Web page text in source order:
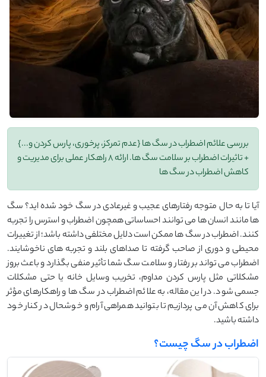
بررسی علائم اضطراب در سگ ها {عدم تمرکز، پرخوری، پارس کردن و...}
+ تاثیرات اضطراب بر سلامت سگ ها. ارائه 8 راهکار عملی برای مدیریت و
کاهش اضطراب در سگ ها
آیا تا به حال متوجه رفتارهای عجیب و غیرعادی در سگ خود شده ‌اید؟ سگ
‌ها مانند انسان ‌ها می‌ توانند احساساتی همچون اضطراب و استرس را تجربه
کنند. اضطراب در سگ‌ ها ممکن است دلایل مختلفی داشته باشد؛ از تغییرات
محیطی و دوری از صاحب گرفته تا صداهای بلند و تجربه‌ های ناخوشایند.
اضطراب می ‌تواند بر رفتار و سلامت سگ شما تأثیر منفی بگذارد و باعث بروز
مشکلاتی مثل پارس کردن مداوم، تخریب وسایل خانه یا حتی مشکلات
جسمی شود. در این مقاله، به علائم اضطراب در سگ ‌ها و راهکارهای مؤثر
برای کاهش آن می ‌پردازیم تا بتوانید همراهی آرام و خوشحال در کنار خود
داشته باشید.
اضطراب در سگ چیست؟